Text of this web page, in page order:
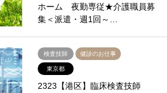
ホーム 夜勤専従★介護職員募
集＜派遣・週1回～…
検査技師 健診のお仕事
東京都
2323【港区】臨床検査技師